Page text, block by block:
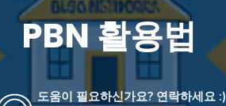
PBN 활용법
도움이 필요하신가요? 연락하세요 :)